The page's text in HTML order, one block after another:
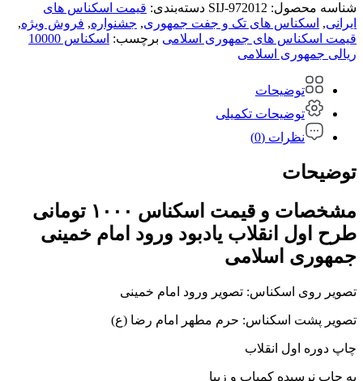
شناسه محصول: SIJ-972012 دسته‌بندی: قیمت اسکناس های
ایرانی, اسکناس های تک و جفت جمهوری, جشنواره, فروش ویژه,
قیمت اسکناس های جمهوری اسلامی برچسب:
اسکناس 10000
ریالی جمهوری اسلامی
توضیحات
توضیحات تکمیلی
نظرات (0)
توضیحات
مشخصات و قیمت اسکناس ۱۰۰۰ تومانی
طرح اول انقلاب یادبود ورود امام خمینی
جمهوری اسلامی
تصویر روی اسکناس: تصویر ورود امام خمینی
تصویر پشت اسکناس: حرم مطهر امام رضا (ع)
چاپ دوره اول انقلاب
به چاپ نرسیده کمیاب و زیبا